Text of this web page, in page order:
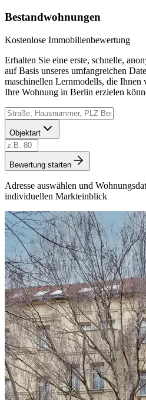
Bestandwohnungen
Kostenlose Immobilienbewertung
Erhalten Sie eine erste, schnelle,
auf Basis unseres umfangreichen
maschinellen Lernmodells, die Ihnen
Ihre Wohnung in Berlin erzielen
Objektart
Bewertung starten
Adresse auswählen und
individuellen Markteinblick